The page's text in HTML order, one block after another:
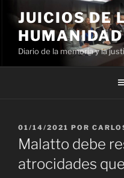
contenido
JUICIOS DE
Diario de la memoria y la
PUBLICADO
EL
01/14/2021 POR
Malatto debe
atrocidades